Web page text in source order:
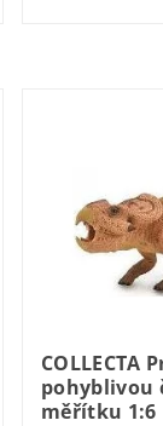
COLLECTA
pohyblivou
měřítku 1:6